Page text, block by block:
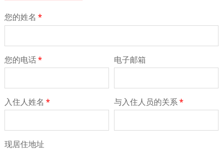
您的姓名 *
您的电话* 电子邮箱
入住人姓名 * 与入住人员的关系*
现居住地址